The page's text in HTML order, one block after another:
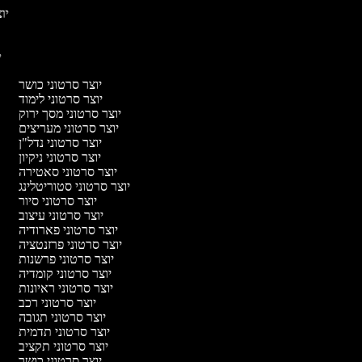
יוצר סרטוני כושר
יוצר סרטוני לימוד
יוצר סרטוני מסך ירוק
יוצר סרטוני מעריצים
יוצר סרטוני נדל"ן
יוצר סרטוני ניקיון
יוצר סרטוני סאטירה
יוצר סרטוני סטוריטלינג
יוצר סרטוני סיור
יוצר סרטוני עיצוב
יוצר סרטוני פארודיה
יוצר סרטוני פרזנטציה
יוצר סרטוני פרשנות
יוצר סרטוני קומדיה
יוצר סרטוני ראיונות
יוצר סרטוני רכב
יוצר סרטוני תגובה
יוצר סרטוני תדמית
יוצר סרטוני תקציב